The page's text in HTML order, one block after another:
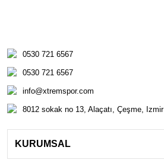
0530 721 6567
0530 721 6567
info@xtremspor.com
8012 sokak no 13, Alaçatı, Çeşme, Izmir
KURUMSAL